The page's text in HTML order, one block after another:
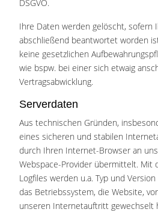
DSGVO.
Ihre Daten werden gelöscht, sofern
abschließend beantwortet worden
keine gesetzlichen
wie bspw. bei einer sich etwaig
Vertragsabwicklung.
Serverdaten
Aus technischen Gründen,
eines sicheren und stabilen
durch Ihren Internet-Browser an
Webspace-Provider übermittelt. Mit
Logfiles werden u.a. Typ und
das Betriebssystem, die Website,
unseren Internetauftritt gewechselt